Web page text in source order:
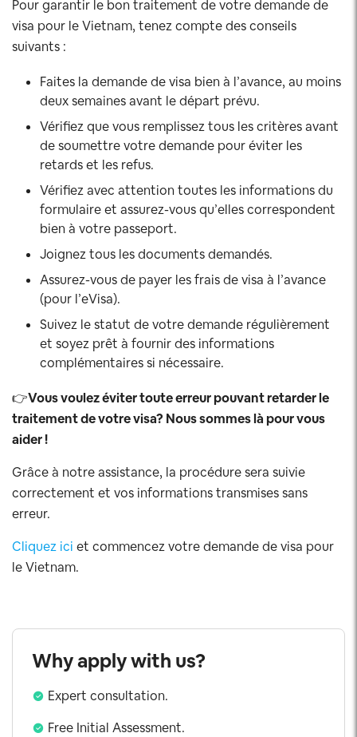
Pour garantir le bon traitement de votre demande de
visa pour le Vietnam, tenez compte des conseils
suivants :
Faites la demande de visa bien à l’avance, au moins
deux semaines avant le départ prévu.
Vérifiez que vous remplissez tous les critères avant
de soumettre votre demande pour éviter les
retards et les refus.
Vérifiez avec attention toutes les informations du
formulaire et assurez-vous qu’elles correspondent
bien à votre passeport.
Joignez tous les documents demandés.
Assurez-vous de payer les frais de visa à l’avance
(pour l’eVisa).
Suivez le statut de votre demande régulièrement
et soyez prêt à fournir des informations
complémentaires si nécessaire.
👉Vous voulez éviter toute erreur pouvant retarder le
traitement de votre visa? Nous sommes là pour vous
aider !
Grâce à notre assistance, la procédure sera suivie
correctement et vos informations transmises sans
erreur.
Cliquez ici et commencez votre demande de visa pour
le Vietnam.
Why apply with us?
Expert consultation.
Free Initial Assessment.